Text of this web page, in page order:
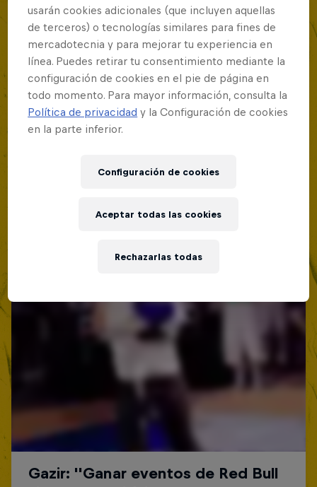
Red Bull Batalla Final Torneo de Plazas
2026
19 Septiembre 2026
Lima, Peru
usarán cookies adicionales (que incluyen aquellas
de terceros) o tecnologías similares para fines de
mercadotecnia y para mejorar tu experiencia en
línea. Puedes retirar tu consentimiento mediante la
configuración de cookies en el pie de página en
todo momento. Para mayor información, consulta la
Política de privacidad y la Configuración de cookies
en la parte inferior.
Configuración de cookies
Rechazarlas todas
Aceptar todas las cookies